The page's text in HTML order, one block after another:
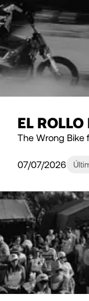
EL
The Wrong Bike
07/07/2026